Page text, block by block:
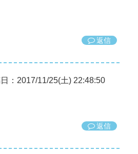
返信
：2017/11/25(土) 22:48:50
返信